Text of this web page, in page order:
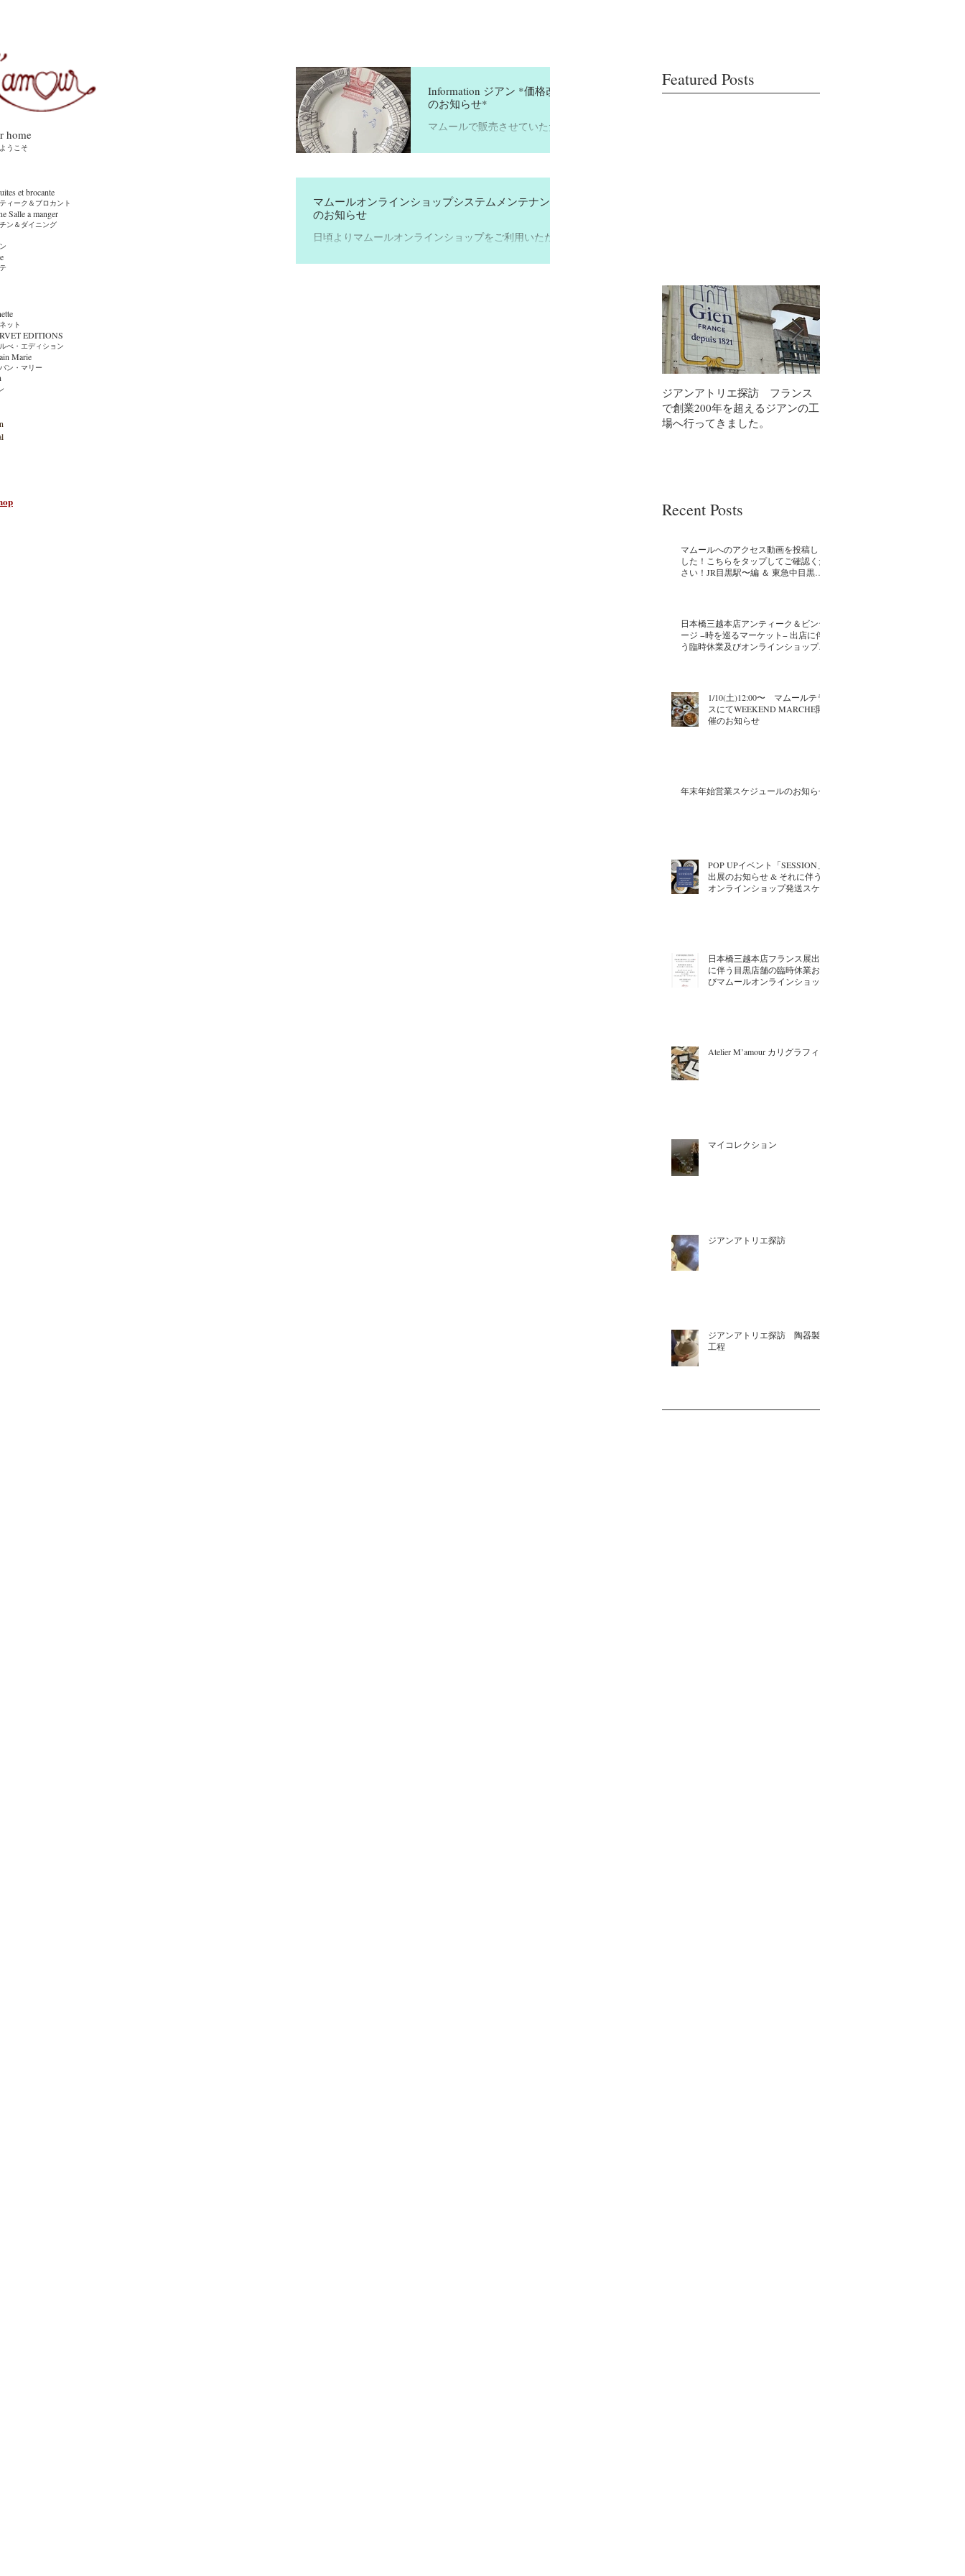
Information ジアン *価格改定
のお知らせ*
マムールで販売させていただ
ランス陶器メーカー ジアン お
とうございます。 昨今の社会
送費の急激な高騰に伴い、残
念ながら 9月1日より価格改定
の運びとなりました。...
マムールオンラインショップシステムメンテナンス
のお知らせ
日頃よりマムールオンラインショップをご利用いただき
ンラインショップはシステムメンテナンスの為、一時的
Featured Posts
ジアンアトリエ探訪 フランス
で創業200年を超えるジアンの工
場へ行ってきました。
Recent Posts
マムールへのアクセス動画を投稿しま
した！こちらをタップしてご確認くだ
さい！JR目黒駅〜編 ＆ 東急中目黒
日本橋三越本店アンティーク＆ビンテ
ージ −時を巡るマーケット− 出店に伴
う臨時休業及びオンラインショップ配
1/10(土)12:00〜 マムールテラ
スにてWEEKEND MARCHE開
催のお知らせ
年末年始営業スケジュールのお知らせ
POP UPイベント「SESSION」
出展のお知らせ & それに伴う
オンラインショップ発送スケジ
日本橋三越本店フランス展出店
に伴う目黒店舗の臨時休業およ
びマムールオンラインショップ
Atelier M’amour カリグラフィー
マイコレクション
ジアンアトリエ探訪
ジアンアトリエ探訪 陶器製作
工程
home
うこそ
et brocante
ク＆ブロカント
Salle a manger
ダイニング
ト
EDITIONS
エディション
Marie
・マリー